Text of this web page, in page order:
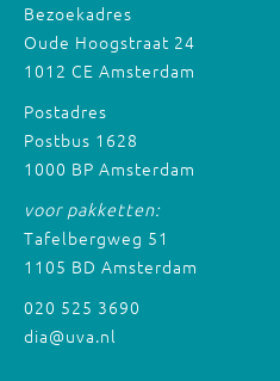
Bezoekadres
Oude Hoogstraat 24
1012 CE Amsterdam
Postadres
Postbus 1628
1000 BP Amsterdam
voor pakketten:
Tafelbergweg 51
1105 BD Amsterdam
020 525 3690
dia@uva.nl